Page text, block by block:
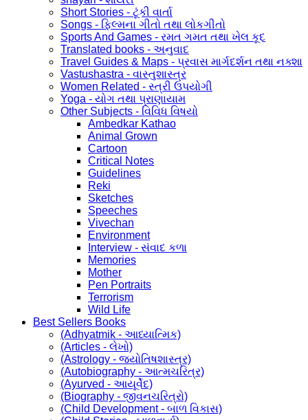
Short Stories - ટૂંકી વાર્તા
Songs - ફિલ્મના ગીતો તથા લોકગીતો
Sports And Games - રમત ગમત તથા ખેલ કૂદ
Translated books - અનુવાદ
Travel Guides & Maps - પ્રવાસ માર્ગદર્શન તથા નક્શા
Vastushastra - વાસ્તુશાસ્ત્ર
Women Related - સ્ત્રી ઉપયોગી
Yoga - યોગ તથા પ્રાણાયામ
Other Subjects - વિવિધ વિષયો
Ambedkar Kathao
Animal Grown
Cartoon
Critical Notes
Guidelines
Reki
Sketches
Speeches
Vivechan
Environment
Interview - સંવાદ કળા
Memories
Mother
Pen Portraits
Terrorism
Wild Life
Best Sellers Books
(Adhyatmik - આધ્યાત્મિક)
(Articles - લેખો)
(Astrology - જ્યોતિષશાસ્ત્ર)
(Autobiography - આત્મચરિત્ર)
(Ayurved - આયૂર્વેદ)
(Biography - જીવનચરિત્રો)
(Child Development - બાળ વિકાસ)